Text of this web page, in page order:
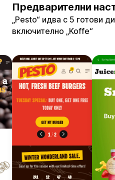
Предварителни
„Pesto“ идва с 5 готови
включително „Koffe“